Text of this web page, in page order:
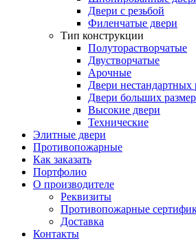
Двери с резьбой
Филенчатые двери
Тип конструкции
Полуторастворчатые
Двустворчатые
Арочные
Двери нестандартных
Двери больших
Высокие двери
Технические
Элитные двери
Противопожарные
Как заказать
Портфолио
О производителе
Реквизиты
Противопожарные
Доставка
Контакты